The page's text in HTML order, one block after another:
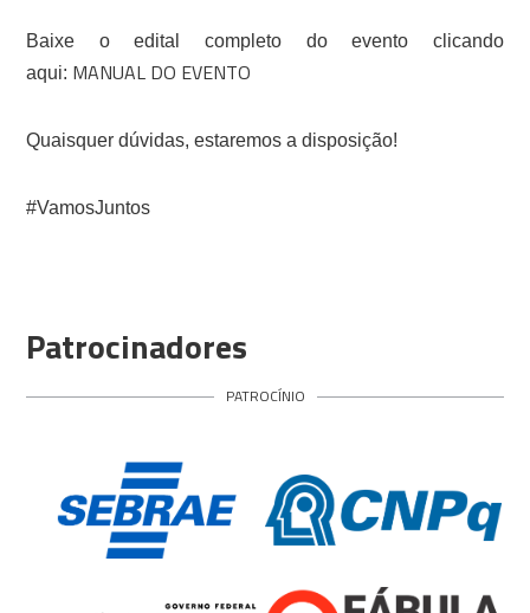
Baixe o edital completo do evento clicando
aqui: MANUAL DO EVENTO
Quaisquer dúvidas, estaremos a disposição!
#VamosJuntos
Patrocinadores
PATROCÍNIO